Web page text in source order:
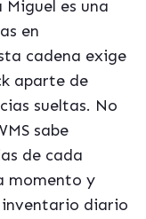
es una
en
cadena exige
aparte de
sueltas. No
sabe
de cada
momento y
inventario diario